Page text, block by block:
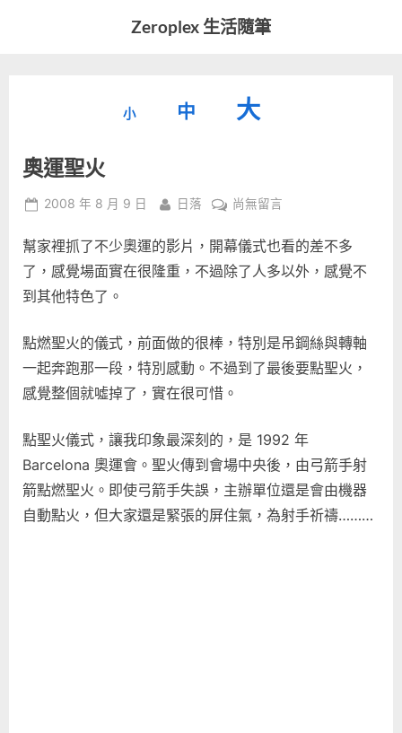
Zeroplex 生活隨筆
發
事
小
小。
中
重
型
大
小。
大
字
型
大
奧運聖火
Posted
2008 年 8 月 9 日 By
日落
在
運
聖
尚無留言
幫家裡抓了不少奧運的影片，開幕儀式也看的差不多
了，感覺場面實在很隆重，不過除了人多以外，感覺不
到其他特色了。
點燃聖火的儀式，前面做的很棒，特別是吊鋼絲與轉軸
一起奔跑那一段，特別感動。不過到了最後要點聖火，
感覺整個就噓掉了，實在很可惜。
點聖火儀式，讓我印象最深刻的，是 1992 年
Barcelona 奧運會。聖火傳到會場中央後，由弓箭手射
箭點燃聖火。即使弓箭手失誤，主辦單位還是會由機器
自動點火，但大家還是緊張的屏住氣，為射手祈禱………